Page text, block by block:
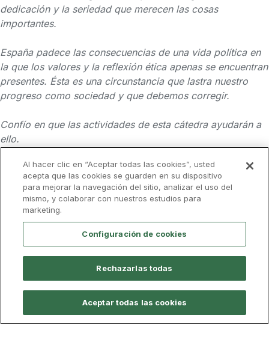
dedicación y la seriedad que merecen las cosas
importantes.
España padece las consecuencias de una vida política en
la que los valores y la reflexión ética apenas se encuentran
presentes. Ésta es una circunstancia que lastra nuestro
progreso como sociedad y que debemos corregir.
Confío en que las actividades de esta cátedra ayudarán a
ello.
José María Aznar López
Director de la Cátedra de Ética, Política y Humanidades.
Al hacer clic en “Aceptar todas las cookies”, usted
acepta que las cookies se guarden en su dispositivo
para mejorar la navegación del sitio, analizar el uso del
mismo, y colaborar con nuestros estudios para
marketing.
Configuración de cookies
Rechazarlas todas
Aceptar todas las cookies